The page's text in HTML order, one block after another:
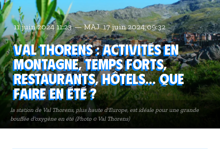
la station de Val Thorens, plus haute d'Europe, est idéale pour une grande
bouffée d'oxygène en été (Photo © Val Thorens)
11 juin 2024 11:23 MAJ 17 juin 2024 09:32
Val Thorens : activités en
montagne, temps forts,
restaurants, hôtels… Que
faire en été ?